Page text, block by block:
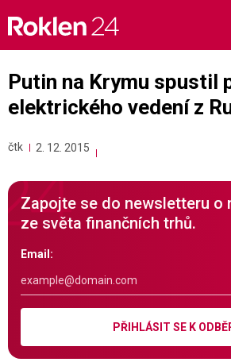
content
Putin na Krymu spustil
elektrického vedení z
čtk 2. 12. 2015
Zapojte se do newsletteru o
ze světa finančních trhů.
Email:
PŘIHLÁSIT SE K